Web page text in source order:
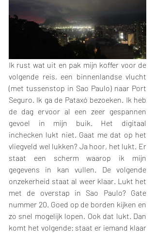
Ik rust wat uit en pak mijn koffer voor de
volgende reis, een binnenlandse vlucht
(met tussenstop in Sao Paulo) naar Port
Seguro. Ik ga de Pataxó bezoeken. Ik heb
de dag ervoor al een zeer gespannen
gevoel in mijn buik. Het digitaal
inchecken lukt niet. Gaat me dat op het
vliegveld wel lukken? Ja hoor, het lukt. Er
staat een scherm waarop ik mijn
gegevens in kan vullen. De volgende
onzekerheid staat al weer klaar. Lukt het
met de overstap in Sao Paulo? Gate
nummer 20. Goed op de borden kijken en
zo snel mogelijk lopen. Ook dat lukt. Dan
komt het volgende: staat er iemand klaar